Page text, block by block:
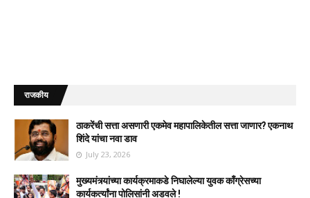
राजकीय
ठाकरेंची सत्ता असणारी एकमेव महापालिकेतील सत्ता जाणार? एकनाथ
शिंदे यांचा नवा डाव
July 23, 2026
मुख्यमंत्र्यांच्या कार्यक्रमाकडे निघालेल्या युवक काँग्रेसच्या
कार्यकर्त्यांना पोलिसांनी अडवले !